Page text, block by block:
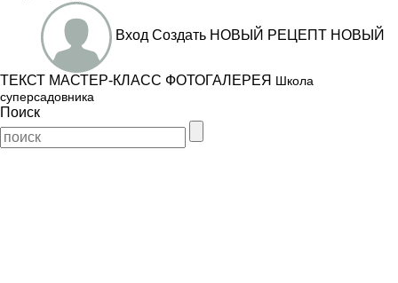
Вход Создать НОВЫЙ РЕЦЕПТ НОВЫЙ
ТЕКСТ МАСТЕР-КЛАСС ФОТОГАЛЕРЕЯ Школа
суперсадовника
Поиск